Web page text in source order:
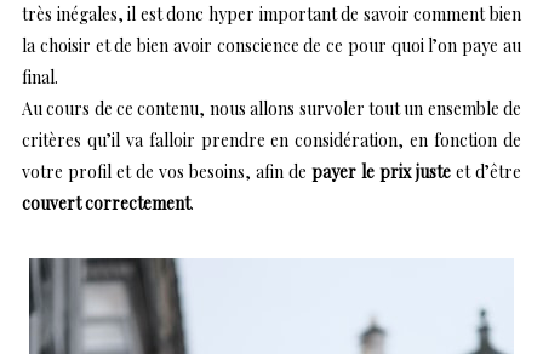
très inégales, il est donc hyper important de savoir comment bien
la choisir et de bien avoir conscience de ce pour quoi l’on paye au
final.
Au cours de ce contenu, nous allons survoler tout un ensemble de
critères qu’il va falloir prendre en considération, en fonction de
votre profil et de vos besoins, afin de payer le prix juste et d’être
couvert correctement.